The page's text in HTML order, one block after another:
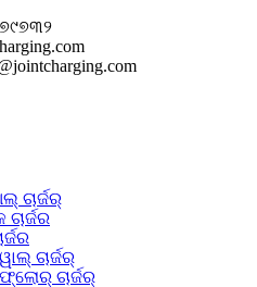
ଚାର୍ଜର୍
ଚାର୍ଜର୍
ଚାର୍ଜର୍